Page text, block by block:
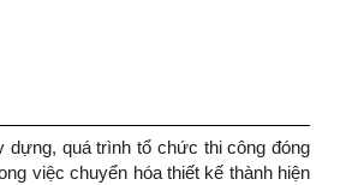
dựng, quá trình tổ chức thi công đóng
việc chuyển hóa thiết kế thành hiện